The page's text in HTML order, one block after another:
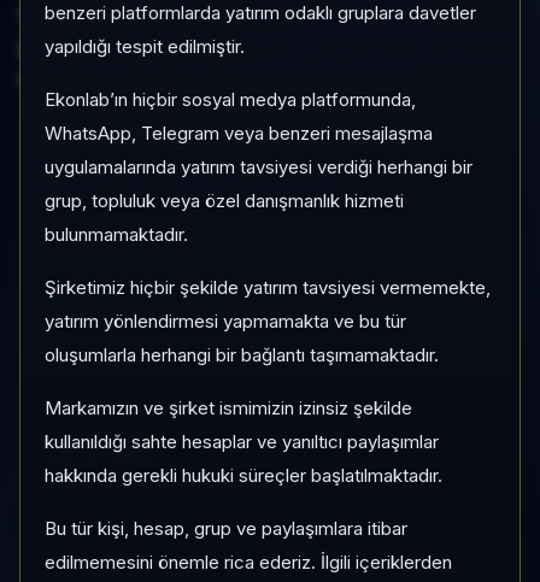
benzeri platformlarda yatırım odaklı gruplara davetler
yapıldığı tespit edilmiştir.
Ekonlab’ın hiçbir sosyal medya platformunda,
WhatsApp, Telegram veya benzeri mesajlaşma
uygulamalarında yatırım tavsiyesi verdiği herhangi bir
grup, topluluk veya özel danışmanlık hizmeti
bulunmamaktadır.
Şirketimiz hiçbir şekilde yatırım tavsiyesi vermemekte,
yatırım yönlendirmesi yapmamakta ve bu tür
oluşumlarla herhangi bir bağlantı taşımamaktadır.
Markamızın ve şirket ismimizin izinsiz şekilde
kullanıldığı sahte hesaplar ve yanıltıcı paylaşımlar
hakkında gerekli hukuki süreçler başlatılmaktadır.
Bu tür kişi, hesap, grup ve paylaşımlara itibar
edilmemesini önemle rica ederiz. İlgili içeriklerden
Impossible Cloud Network Token, Long Tail
grubunda, düşük risk profiliyle, NÖTR sinyaliyle kripto
ICNT ICNT/TRY Kategori:Long Tail
Risk:Düşük Son fiyat:6,0000
—
3 Ay:—
KATEGORI KONUMU
127/183
Momentum bazlı kategori içi sıra
PIYASA DEĞERI SIRASI